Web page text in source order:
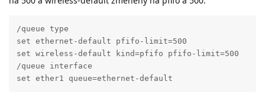
/queue type
set ethernet-default pfifo-limit=500
set wireless-default kind=pfifo pfifo-limit=500
/queue interface
set ether1 queue=ethernet-default